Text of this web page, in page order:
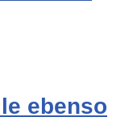
ebenso